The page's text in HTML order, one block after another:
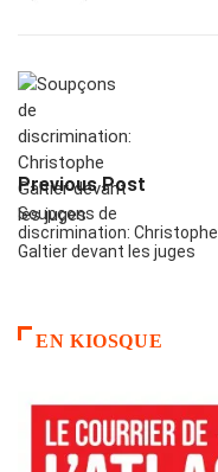
Previous Post
Soupçons de
discrimination: Christophe
Galtier devant les juges
EN KIOSQUE